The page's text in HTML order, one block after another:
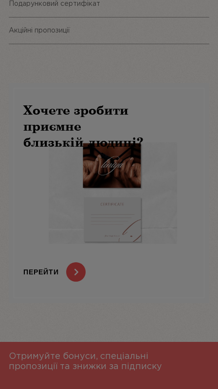
Подарунковий сертифікат
Акційні пропозиції
Хочете зробити
приємне
близькій людині?
ПЕРЕЙТИ
Отримуйте бонуси, спеціальні
пропозиції та знижки за підписку